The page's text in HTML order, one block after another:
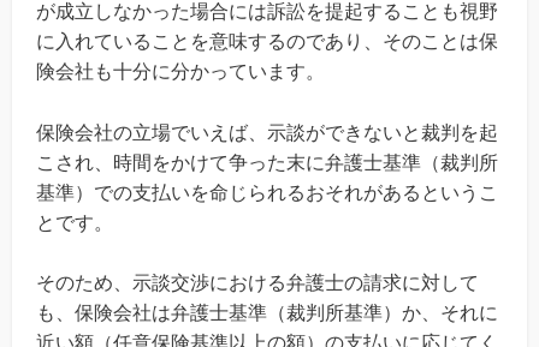
が成立しなかった場合には訴訟を提起することも視野
に入れていることを意味するのであり、そのことは保
険会社も十分に分かっています。
保険会社の立場でいえば、示談ができないと裁判を起
こされ、時間をかけて争った末に弁護士基準（裁判所
基準）での支払いを命じられるおそれがあるというこ
とです。
そのため、示談交渉における弁護士の請求に対して
も、保険会社は弁護士基準（裁判所基準）か、それに